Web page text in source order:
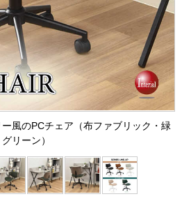
風のPCチェア（布ファブリック・緑
グリーン）